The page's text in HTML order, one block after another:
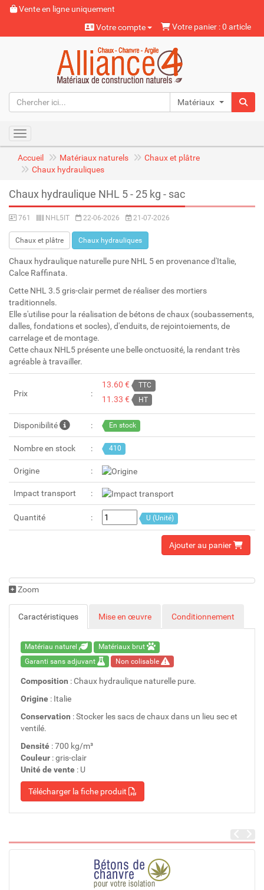
Vente en ligne uniquement
Votre compte
Votre panier : 0 article
Matériaux naturels
Toggle navigation
Accueil Matériaux naturels
Chaux et plâtre
Chaux hydrauliques
Chaux hydraulique NHL 5 - 25 kg - sac
761 NHL5IT 22-06-2026 21-07-2026
Chaux et plâtre Chaux hydrauliques
Chaux hydraulique naturelle pure NHL 5 en provenance d'Italie,
Calce Raffinata.
Cette NHL 3.5 gris-clair permet de réaliser des mortiers
traditionnels.
Elle s'utilise pour la réalisation de bétons de chaux (soubassements,
dalles, fondations et socles), d'enduits, de rejointoiements, de
carrelage et de montage.
Cette chaux NHL5 présente une belle onctuosité, la rendant très
agréable à travailler.
Prix
13.60 € TTC
11.33 € HT
Disponibilité En stock
Nombre en stock 410
Origine
Impact transport
Quantité U (Unité)
Ajouter au panier
Zoom
Caractéristiques Mise en œuvre Conditionnement
Matériau naturel
Matériaux brut
Garanti sans adjuvant
Non colisable
Composition : Chaux hydraulique naturelle pure.
Origine : Italie
Conservation : Stocker les sacs de chaux dans un lieu sec et
ventilé.
Densité : 700 kg/m³
Couleur : gris-clair
Unité de vente : U
Télécharger la fiche produit